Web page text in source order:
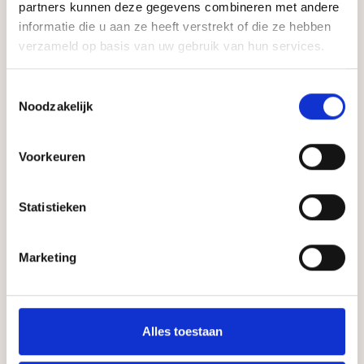
partners kunnen deze gegevens combineren met andere
informatie die u aan ze heeft verstrekt of die ze hebben
verzameld op basis van uw gebruik van hun services.
Noodzakelijk
Voorkeuren
Statistieken
Marketing
Alles toestaan
Andere producten